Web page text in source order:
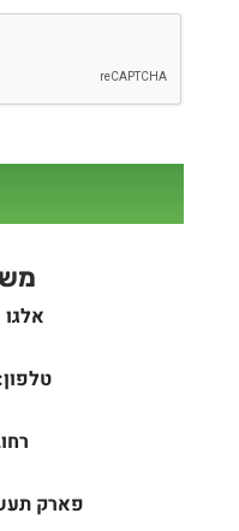
טלפון: 04-9111442
פארק